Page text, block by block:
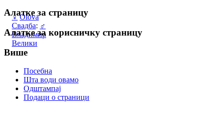
♀ Olova
Свадба: ♂
Владимир
Велики
Алатке за страницу
Алатке за корисничку страницу
Више
Посебна
Шта води овамо
Одштампај
Подаци о страници